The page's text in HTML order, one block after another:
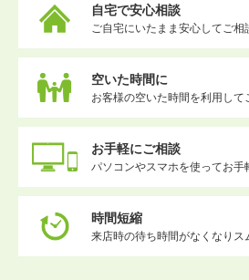
自宅で安心相談
ご自宅にいたまま安心してご相
空いた時間に
お客様の空いた時間を利用して
お手軽にご相談
パソコンやスマホを使ってお手
時間短縮
来店時の待ち時間がなくなりス